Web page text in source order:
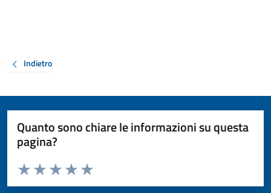
Indietro
Quanto sono chiare le informazioni su questa
pagina?
Valuta da 1 a 5 stelle la pagina
Valuta 5 stelle su 5
Valuta 4 stelle su 5
Valuta 3 stelle su 5
Valuta 2 stelle su 5
Valuta 1 stelle su 5